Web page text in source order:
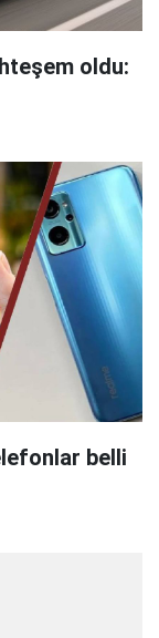
oldu:
belli